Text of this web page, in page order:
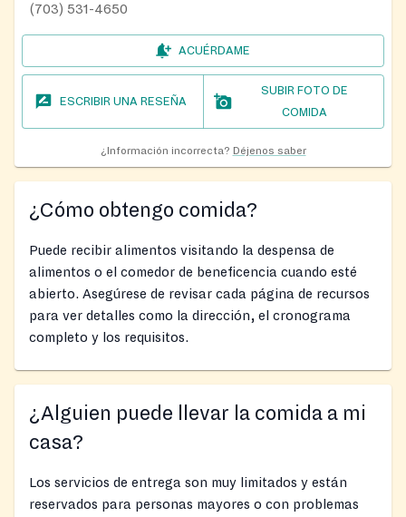
(703) 531-4650
ACUÉRDAME
ESCRIBIR UNA RESEÑA
SUBIR FOTO DE
COMIDA
¿Información incorrecta? Déjenos saber
¿Cómo obtengo comida?
Puede recibir alimentos visitando la despensa de
alimentos o el comedor de beneficencia cuando esté
abierto. Asegúrese de revisar cada página de recursos
para ver detalles como la dirección, el cronograma
completo y los requisitos.
¿Alguien puede llevar la comida a mi
casa?
Los servicios de entrega son muy limitados y están
reservados para personas mayores o con problemas